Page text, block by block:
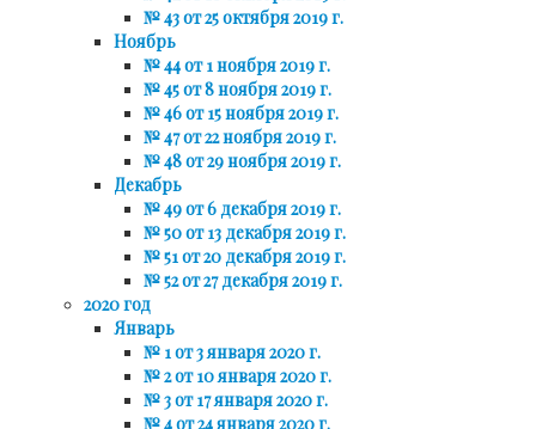
№ 43 от 25 октября 2019 г.
Ноябрь
№ 44 от 1 ноября 2019 г.
№ 45 от 8 ноября 2019 г.
№ 46 от 15 ноября 2019 г.
№ 47 от 22 ноября 2019 г.
№ 48 от 29 ноября 2019 г.
Декабрь
№ 49 от 6 декабря 2019 г.
№ 50 от 13 декабря 2019 г.
№ 51 от 20 декабря 2019 г.
№ 52 от 27 декабря 2019 г.
2020 год
Январь
№ 1 от 3 января 2020 г.
№ 2 от 10 января 2020 г.
№ 3 от 17 января 2020 г.
№ 4 от 24 января 2020 г.